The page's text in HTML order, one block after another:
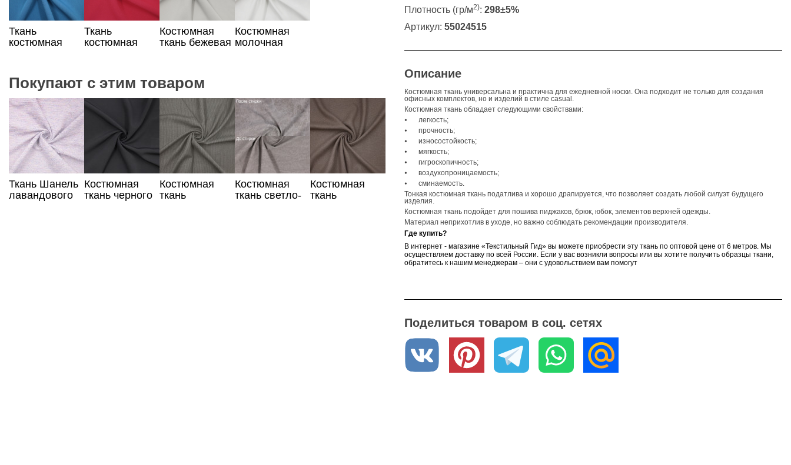
Плотность (гр/м2): 298±5%
Артикул: 55024515
Описание
Костюмная ткань универсальна и практична для ежедневной носки. Она подходит не только для создания
офисных комплектов, но и изделий в стиле casual.
Костюмная ткань обладает следующими свойствами:
⦁
легкость;
⦁
прочность;
⦁
износостойкость;
⦁
мягкость;
⦁
гигроскопичность;
⦁
воздухопроницаемость;
⦁
сминаемость.
Тонкая костюмная ткань податлива и хорошо драпируется, что позволяет создать любой силуэт будущего
изделия.
Костюмная ткань подойдет для пошива пиджаков, брюк, юбок, элементов верхней одежды.
Материал неприхотлив в уходе, но важно соблюдать рекомендации производителя.
Где купить?
В интернет - магазине «Текстильный Гид» вы можете приобрести эту ткань по оптовой цене от 6 метров. Мы
осуществляем доставку по всей России. Если у вас возникли вопросы или вы хотите получить образцы ткани,
обратитесь к нашим менеджерам – они с удовольствием вам помогут
Поделиться товаром в соц. сетях
Ткань
костюмная
Ткань
костюмная
Костюмная
ткань бежевая
Костюмная
молочная
Покупают с этим товаром
Ткань Шанель
лавандового
Костюмная
ткань черного
Костюмная
ткань
Костюмная
ткань светло-
Костюмная
ткань